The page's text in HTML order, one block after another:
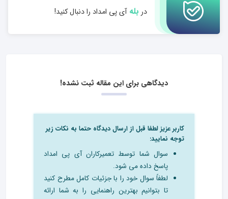
در بلهآی پی امداد را دنبال کنید!
دیدگاهی برای این مقاله ثبت نشده!
کاربر عزیز لطفا قبل از ارسال دیدگاه حتما به نکات زیر
توجه نمایید:
سوال شما توسط تعمیرکاران آی پی امداد
پاسخ داده می شود.
لطفاً سوال خود را با جزئیات کامل مطرح کنید
تا بتوانیم بهترین راهنمایی را به شما ارائه